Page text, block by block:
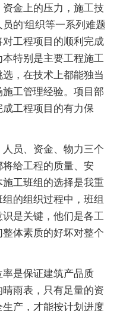
金上的压力，施工技
的'组织等一系列难题
工程项目的顺利完成
特别是主要工程施工
，在技术上都能独当
工管理经验。项目部
工程项目的有力保
员、资金、物力三个
给工程的质量、安
工班组的选择是我重
的组织过程中，班组
是关键，他们是各工
体素质的好坏对整个
是保证建筑产品质
雨表，只有足量的资
产，才能按计划进度